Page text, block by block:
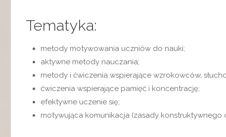
Tematyka:
metody motywowania uczniów do nauki;
aktywne metody nauczania;
metody i ćwiczenia wspierające wzrokowców,
ćwiczenia wspierające pamięć i koncentrację;
efektywne uczenie się;
motywująca komunikacja (zasady konstruktywnego